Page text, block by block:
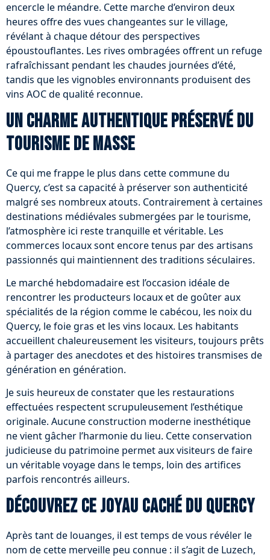
encercle le méandre. Cette marche d’environ deux
heures offre des vues changeantes sur le village,
révélant à chaque détour des perspectives
époustouflantes. Les rives ombragées offrent un refuge
rafraîchissant pendant les chaudes journées d’été,
tandis que les vignobles environnants produisent des
vins AOC de qualité reconnue.
Un charme authentique préservé du
tourisme de masse
Ce qui me frappe le plus dans cette commune du
Quercy, c’est sa capacité à préserver son authenticité
malgré ses nombreux atouts. Contrairement à certaines
destinations médiévales submergées par le tourisme,
l’atmosphère ici reste tranquille et véritable. Les
commerces locaux sont encore tenus par des artisans
passionnés qui maintiennent des traditions séculaires.
Le marché hebdomadaire est l’occasion idéale de
rencontrer les producteurs locaux et de goûter aux
spécialités de la région comme le cabécou, les noix du
Quercy, le foie gras et les vins locaux. Les habitants
accueillent chaleureusement les visiteurs, toujours prêts
à partager des anecdotes et des histoires transmises de
génération en génération.
Je suis heureux de constater que les restaurations
effectuées respectent scrupuleusement l’esthétique
originale. Aucune construction moderne inesthétique
ne vient gâcher l’harmonie du lieu. Cette conservation
judicieuse du patrimoine permet aux visiteurs de faire
un véritable voyage dans le temps, loin des artifices
parfois rencontrés ailleurs.
Découvrez ce joyau caché du Quercy
Après tant de louanges, il est temps de vous révéler le
nom de cette merveille peu connue : il s’agit de Luzech,